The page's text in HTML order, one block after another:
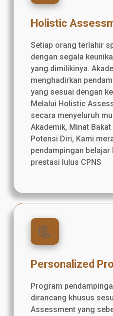
Holistic
Setiap orang terlahir
dengan segala
yang dimilikinya.
menghadirkan
yang sesuai dengan
Melalui Holistic
secara menyeluruh
Akademik, Minat
Potensi Diri, Kami
pendampingan
prestasi lulus CPNS
📃
Personalized
Program
dirancang khusus
Assessment yang